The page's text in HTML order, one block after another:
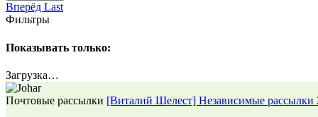
Вперёд Last
Фильтры
Показывать только:
Загрузка…
Почтовые рассылки [Виталий Шелест] Независимые рассылки